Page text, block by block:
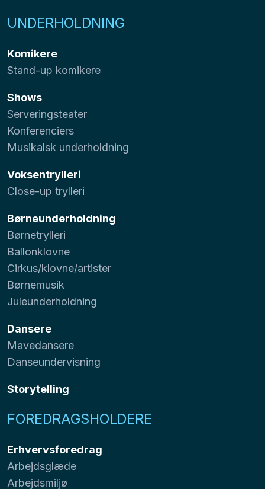
UNDERHOLDNING
Komikere
Stand-up komikere
Shows
Serveringsteater
Konferenciers
Musikalsk underholdning
Voksentrylleri
Close-up trylleri
Børneunderholdning
Børnetrylleri
Ballonklovne
Cirkus/klovne/artister
Børnemusik
Juleunderholdning
Dansere
Mavedansere
Danseundervisning
Storytelling
FOREDRAGSHOLDERE
Erhvervsforedrag
Arbejdsglæde
Arbejdsmiljø